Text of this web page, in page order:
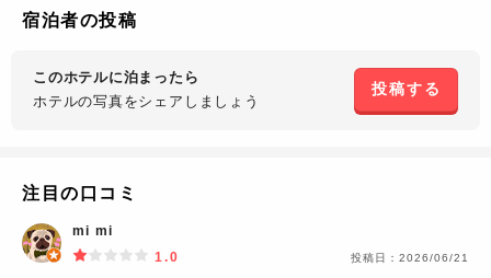
宿泊者の投稿
このホテルに泊まったら
ホテルの写真をシェアしましょう
投稿する
注目の口コミ
mi mi
1.0
投稿日： 2026/06/21